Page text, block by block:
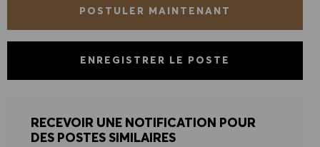
POSTULER MAINTENANT
ENREGISTRER LE POSTE
RECEVOIR UNE NOTIFICATION POUR
DES POSTES SIMILAIRES